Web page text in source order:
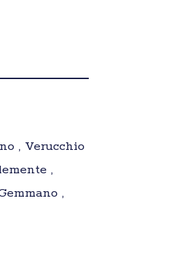
, Verucchio
,
,